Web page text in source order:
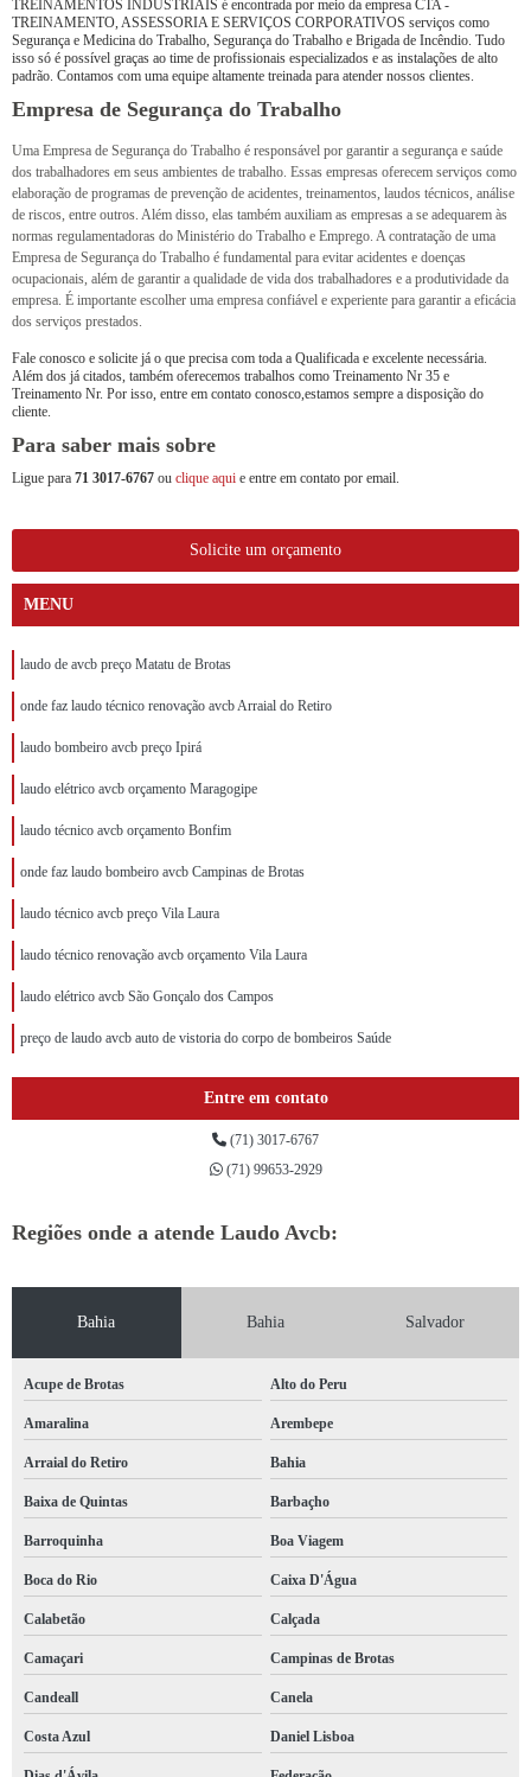
TREINAMENTOS INDUSTRIAIS é encontrada por meio da empresa CTA -
TREINAMENTO, ASSESSORIA E SERVIÇOS CORPORATIVOS serviços como
Segurança e Medicina do Trabalho, Segurança do Trabalho e Brigada de Incêndio. Tudo
isso só é possível graças ao time de profissionais especializados e as instalações de alto
padrão. Contamos com uma equipe altamente treinada para atender nossos clientes.
Empresa de Segurança do Trabalho
Uma Empresa de Segurança do Trabalho é responsável por garantir a segurança e saúde
dos trabalhadores em seus ambientes de trabalho. Essas empresas oferecem serviços como
elaboração de programas de prevenção de acidentes, treinamentos, laudos técnicos, análise
de riscos, entre outros. Além disso, elas também auxiliam as empresas a se adequarem às
normas regulamentadoras do Ministério do Trabalho e Emprego. A contratação de uma
Empresa de Segurança do Trabalho é fundamental para evitar acidentes e doenças
ocupacionais, além de garantir a qualidade de vida dos trabalhadores e a produtividade da
empresa. É importante escolher uma empresa confiável e experiente para garantir a eficácia
dos serviços prestados.
Fale conosco e solicite já o que precisa com toda a Qualificada e excelente necessária.
Além dos já citados, também oferecemos trabalhos como Treinamento Nr 35 e
Treinamento Nr. Por isso, entre em contato conosco,estamos sempre a disposição do
cliente.
Para saber mais sobre
Ligue para 71 3017-6767 ou clique aqui e entre em contato por email.
Solicite um orçamento
MENU
laudo de avcb preço Matatu de Brotas
onde faz laudo técnico renovação avcb Arraial do Retiro
laudo bombeiro avcb preço Ipirá
laudo elétrico avcb orçamento Maragogipe
laudo técnico avcb orçamento Bonfim
onde faz laudo bombeiro avcb Campinas de Brotas
laudo técnico avcb preço Vila Laura
laudo técnico renovação avcb orçamento Vila Laura
laudo elétrico avcb São Gonçalo dos Campos
preço de laudo avcb auto de vistoria do corpo de bombeiros Saúde
Entre em contato
(71) 3017-6767
(71) 99653-2929
Regiões onde a atende Laudo Avcb:
Bahia Bahia Salvador
Acupe de Brotas Alto do Peru
Amaralina Arembepe
Arraial do Retiro Bahia
Baixa de Quintas Barbaçho
Barroquinha Boa Viagem
Boca do Rio Caixa D'Água
Calabetão Calçada
Camaçari Campinas de Brotas
Candeall Canela
Costa Azul Daniel Lisboa